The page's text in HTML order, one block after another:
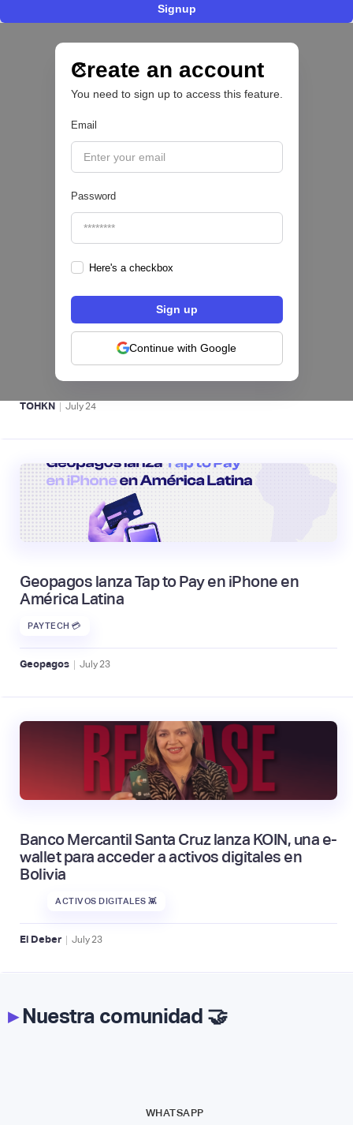
Signup
Create an account
You need to sign up to access this feature.
Email
Password
Here's a checkbox
Continue with Google
IA para automatizar la gestión de tesorería de
las PYMEs
BFM 👔
July 28
Fintech salvadoreña TOHKN lanza plataforma
para invertir desde US$10 en acciones de EE.
UU. y criptomonedas
ACTIVOS DIGITALES 👾
TOHKN | July 24
Geopagos lanza Tap to Pay en iPhone en
América Latina
PAYTECH 💳
Geopagos | July 23
Banco Mercantil Santa Cruz lanza KOIN, una e-
wallet para acceder a activos digitales en
Bolivia
ACTIVOS DIGITALES 👾
El Deber | July 23
▸Nuestra comunidad 🤝
WHATSAPP